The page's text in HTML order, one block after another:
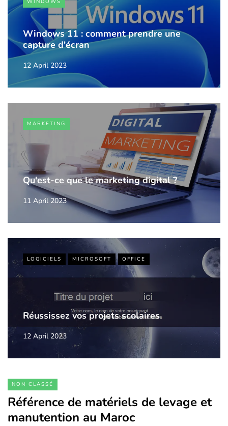
WINDOWS
Windows 11 : comment prendre une
capture d'écran
12 April 2023
MARKETING
Qu'est-ce que le marketing digital ?
11 April 2023
LOGICIELS MICROSOFT OFFICE
Réussissez vos projets scolaires
12 April 2023
NON CLASSÉ
Référence de matériels de levage et
manutention au Maroc